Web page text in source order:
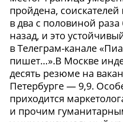
пройдена,
в два с половиной
назад, и это
в Телеграм-канале
пишет…».В Москве
десять резюме на
Петербурге — 9,9.
приходится
и прочим